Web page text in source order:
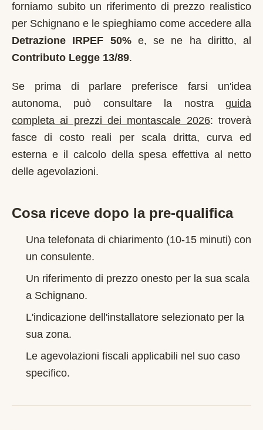
forniamo subito un riferimento di prezzo realistico
per Schignano e le spieghiamo come accedere alla
Detrazione IRPEF 50%e, se ne ha diritto, al
Contributo Legge 13/89.
Se prima di parlare preferisce farsi un'idea
autonoma, può consultare la nostra
guida
completa ai prezzi dei montascale 2026: troverà
fasce di costo reali per scala dritta, curva ed
esterna e il calcolo della spesa effettiva al netto
delle agevolazioni.
Cosa riceve dopo la pre-qualifica
Una telefonata di chiarimento (10-15 minuti) con
un consulente.
Un riferimento di prezzo onesto per la sua scala
a Schignano.
L'indicazione dell'installatore selezionato per la
sua zona.
Le agevolazioni fiscali applicabili nel suo caso
specifico.